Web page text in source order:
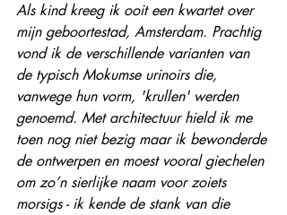
Als kind kreeg ik ooit een kwartet over
mijn geboortestad, Amsterdam. Prachtig
vond ik de verschillende varianten van
de typisch Mokumse urinoirs die,
vanwege hun vorm, 'krullen' werden
genoemd. Met architectuur hield ik me
toen nog niet bezig maar ik bewonderde
de ontwerpen en moest vooral giechelen
om zo’n sierlijke naam voor zoiets
morsigs - ik kende de stank van die